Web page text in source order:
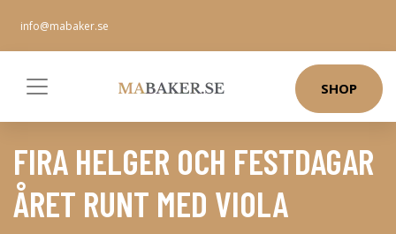
info@mabaker.se
SHOP
FIRA HELGER OCH FESTDAGAR
ÅRET RUNT MED VIOLA